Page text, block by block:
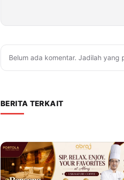
Belum ada komentar. Jadilah yang
BERITA TERKAIT